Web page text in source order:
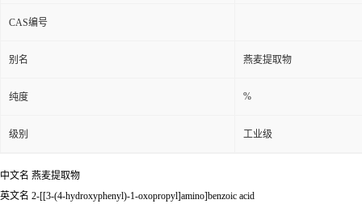
CAS编号
别名 燕麦提取物
纯度 %
级别 工业级
中文名 燕麦提取物
英文名 2-[[3-(4-hydroxyphenyl)-1-oxopropyl]amino]benzoic acid